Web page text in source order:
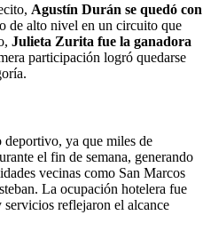
Agustín Durán se quedó con
de alto nivel en un circuito que
Julieta Zurita fue la ganadora
participación logró quedarse
ya que miles de
el fin de semana, generando
vecinas como San Marcos
La ocupación hotelera fue
reflejaron el alcance